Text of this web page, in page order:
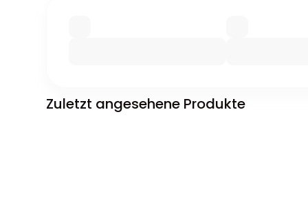
Zuletzt angesehene Produkte